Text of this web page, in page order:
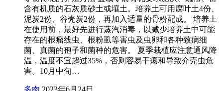
含有机质的石灰质砂土或壤土。培养土可用腐叶土4份、
泥炭2份、谷壳炭2份，再加入适量的骨粉配成。 培养土
在使用前，最好先进行蒸汽消毒，以减少培养土中可能
存在的根瘤线虫、根粉虱等害虫及虫卵和各种致病细
菌、真菌的孢子和菌种的危害。 夏季栽植应注意通风降
温，温度不宜超过35%，否则容易干瘪和导致介壳虫危
害。10月中旬…
多肉 2023年6月24日